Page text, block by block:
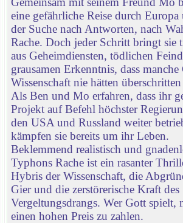
eine gefährliche Reise durch
der Suche nach Antworten, nach
Rache. Doch jeder Schritt bringt sie
aus Geheimdiensten, tödlichen
grausamen Erkenntnis, dass manche
Wissenschaft nie hätten
Als Ben und Mo erfahren, dass ihr
Projekt auf Befehl höchster
den USA und Russland weiter
kämpfen sie bereits um ihr Leben.
Beklemmend realistisch und
Typhons Rache ist ein rasanter
Hybris der Wissenschaft, die
Gier und die zerstörerische Kraft des
Vergeltungsdrangs. Wer Gott spielt,
einen hohen Preis zu zahlen.